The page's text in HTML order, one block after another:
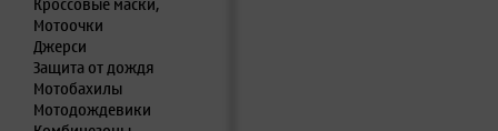
Мотоочки
Джерси
Защита от дождя
Мотобахилы
Мотодождевики